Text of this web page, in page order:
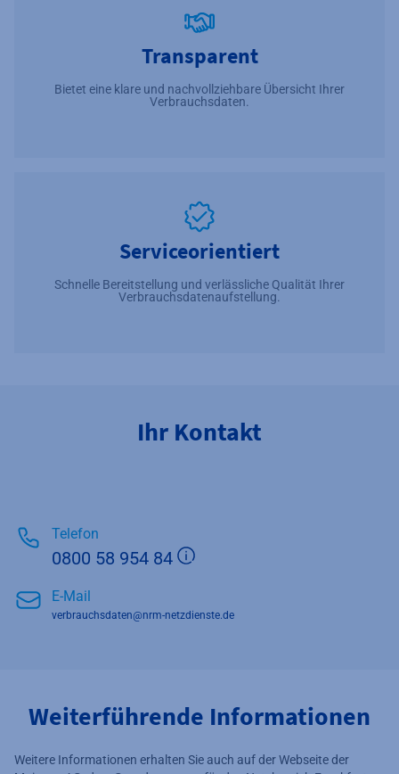
Transparent
Bietet eine klare und nachvollziehbare Übersicht Ihrer
Verbrauchsdaten.
Serviceorientiert
Schnelle Bereitstellung und verlässliche Qualität Ihrer
Verbrauchsdatenaufstellung.
Ihr Kontakt
Telefon
0800 58 954 84
E-Mail
verbrauchsdaten@nrm-netzdienste.de
Weiterführende Informationen
Weitere Informationen erhalten Sie auch auf der Webseite der